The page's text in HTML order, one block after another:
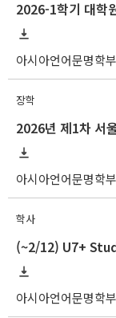
아시아언어문명학부
장학
2026년 제1차 서
아시아언어문명학부
학사
(~2/12) U7+
아시아언어문명학부